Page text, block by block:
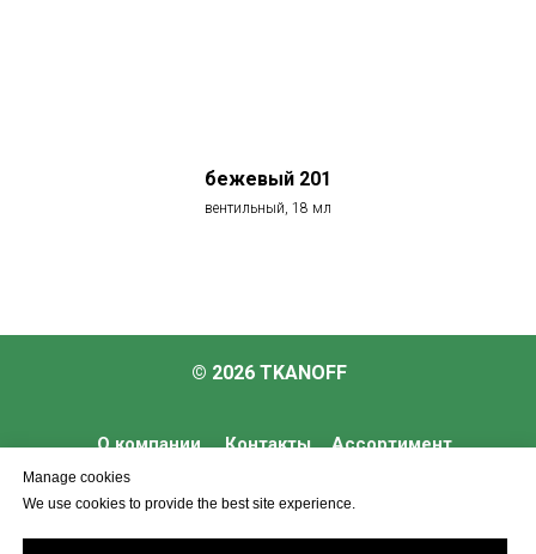
бежевый 201
вентильный, 18 мл
© 2026 TKANOFF
Контакты
Услуги
Ассортимент
О компании
Manage cookies
We use cookies to provide the best site experience.